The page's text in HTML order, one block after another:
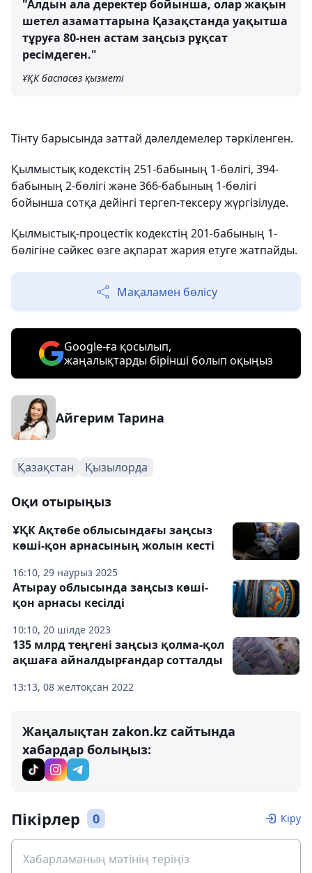
"Алдын ала деректер бойынша, олар жақын
шетел азаматтарына Қазақстанда уақытша
тұруға 80-нен астам заңсыз рұқсат
ресімдеген."
ҰҚК баспасөз қызметі
Тінту барысында заттай дәлелдемелер тәркіленген.
Қылмыстық кодекстің 251-бабының 1-бөлігі, 394-
бабының 2-бөлігі және 366-бабының 1-бөлігі
бойынша сотқа дейінгі тергеп-тексеру жүргізілуде.
Қылмыстық-процестік кодекстің 201-бабының 1-
бөлігіне сәйкес өзге ақпарат жария етуге жатпайды.
Мақаламен бөлісу
Google-ға қосылып,
жаңалықтарды бірінші болып оқыңыз
Айгерим Тарина
Қазақстан Қызылорда
Оқи отырыңыз
16:10, 29 наурыз 2025
ҰҚК Ақтөбе облысындағы заңсыз
көші-қон арнасының жолын кесті
10:10, 20 шілде 2023
Атырау облысында заңсыз көші-
қон арнасы кесілді
13:13, 08 желтоқсан 2022
135 млрд теңгені заңсыз қолма-қол
ақшаға айналдырғандар сотталды
Жаңалықтан zakon.kz сайтында
хабардар болыңыз:
Пікірлер 0 Кіру